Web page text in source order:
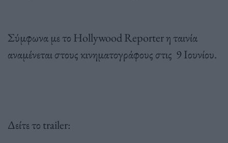
Σύμφωνα με το Hollywood Reporter η ταινία
αναμένεται στους κινηματογράφους στις 9 Ιουνίου.
Δείτε το trailer: